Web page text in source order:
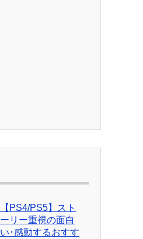
【PS4/PS5】スト
ーリー重視の面白
い･感動するおすす